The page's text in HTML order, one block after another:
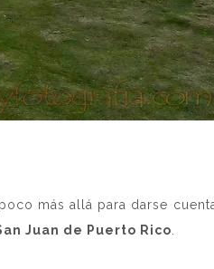
más allá para darse
Juan de Puerto Rico